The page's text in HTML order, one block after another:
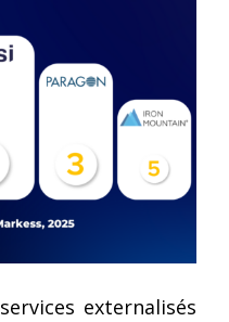
externalisés